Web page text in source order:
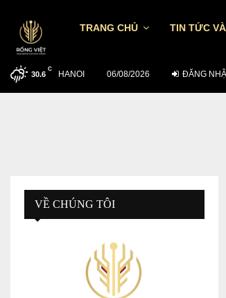
TRANG CHỦ TIN TỨC
30.6
C
HANOI 06/08/2026 ĐĂNG
TỶ GIÁ USD/VND NGÀY 5/8: CÁC
VỀ CHÚNG TÔI